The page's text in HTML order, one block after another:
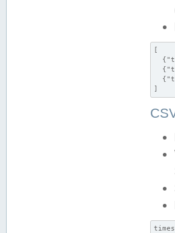
[
]